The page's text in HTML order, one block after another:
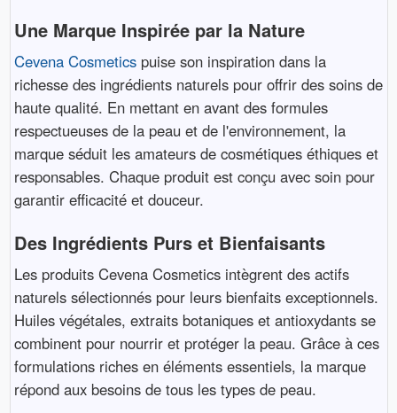
Une Marque Inspirée par la Nature
Cevena Cosmeticspuise son inspiration dans la
richesse des ingrédients naturels pour offrir des soins de
haute qualité. En mettant en avant des formules
respectueuses de la peau et de l'environnement, la
marque séduit les amateurs de cosmétiques éthiques et
responsables. Chaque produit est conçu avec soin pour
garantir efficacité et douceur.
Des Ingrédients Purs et Bienfaisants
Les produits Cevena Cosmetics intègrent des actifs
naturels sélectionnés pour leurs bienfaits exceptionnels.
Huiles végétales, extraits botaniques et antioxydants se
combinent pour nourrir et protéger la peau. Grâce à ces
formulations riches en éléments essentiels, la marque
répond aux besoins de tous les types de peau.